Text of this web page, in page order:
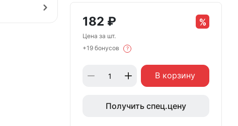
182 ₽
Цена за шт.
+19 бонусов
?
В корзину
Получить спец.цену